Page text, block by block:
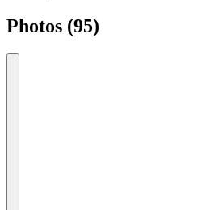
Photos (95)